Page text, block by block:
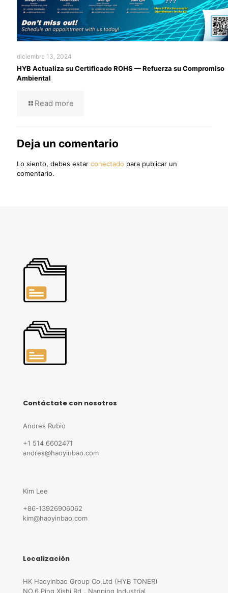
diciembre 13, 2024
HYB Actualiza su Certificado ROHS — Refuerza su Compromiso
Ambiental
Read more
Deja un comentario
Lo siento, debes estar conectado para publicar un
comentario.
Contáctate con nosotros
Andres Rubio
+1 514 6602471
andres@haoyinbao.com
Kim Lee
+86-13926906062
kim@haoyinbao.com
Localización
HK Haoyinbao Group Co,Ltd (HYB TONER)
NO.6,Ping Xishi Rd，Nanping Industrial